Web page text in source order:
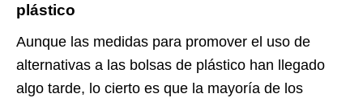
plástico
Aunque las medidas para promover el uso de
alternativas a las bolsas de plástico han llegado
algo tarde, lo cierto es que la mayoría de los